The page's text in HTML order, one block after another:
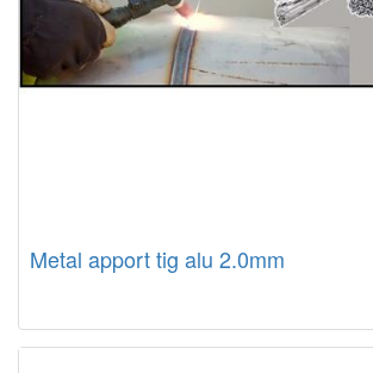
Metal apport tig alu 2.0mm